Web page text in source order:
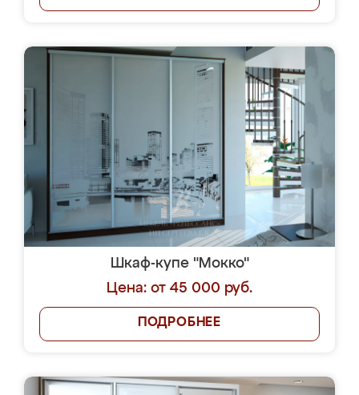
Шкаф-купе "Мокко"
Цена: от 45 000 руб.
ПОДРОБНЕЕ